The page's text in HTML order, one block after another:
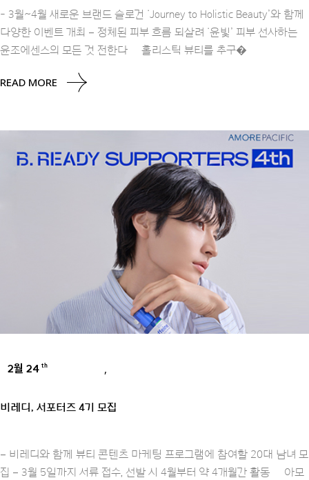
- 3월~4월 새로운 브랜드 슬로건 ‘Journey to Holistic Beauty’와 함께
다양한 이벤트 개최 – 정체된 피부 흐름 되살려 ‘윤빛’ 피부 선사하는
윤조에센스의 모든 것 전한다 홀리스틱 뷰티를 추구�
READ MORE
2월 24 th ,
비레디, 서포터즈 4기 모집
– 비레디와 함께 뷰티 콘텐츠 마케팅 프로그램에 참여할 20대 남녀 모
집 – 3월 5일까지 서류 접수, 선발 시 4월부터 약 4개월간 활동 아모